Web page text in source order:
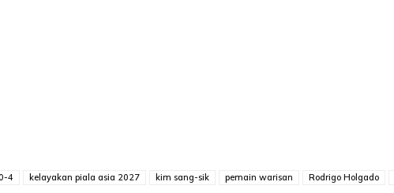
4 kelayakan piala asia 2027 kim sang-sik pemain warisan Rodrigo Holgado